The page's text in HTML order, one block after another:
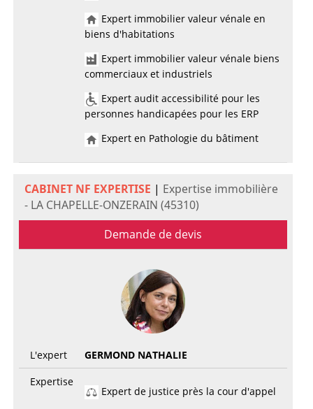
Expert immobilier valeur vénale en
biens d'habitations
Expert immobilier valeur vénale biens
commerciaux et industriels
Expert audit accessibilité pour les
personnes handicapées pour les ERP
Expert en Pathologie du bâtiment
CABINET NF EXPERTISE | Expertise immobilière
- LA CHAPELLE-ONZERAIN (45310)
Demande de devis
L'expert
GERMOND NATHALIE
Expertise
Expert de justice près la cour d'appel